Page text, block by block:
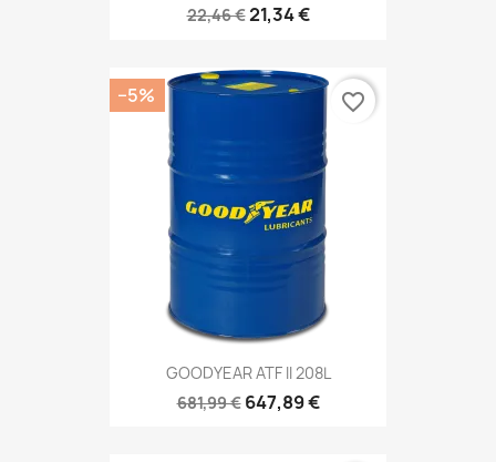
22,46 €21,34 €
GOODYEAR ATF II 208L
681,99 € 647,89 €
−5% favorite_border